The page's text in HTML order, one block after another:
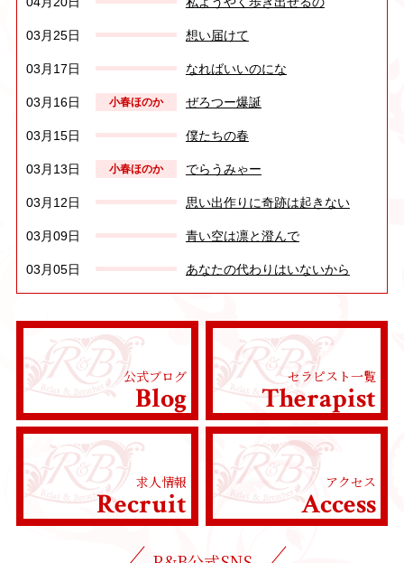
03月25日 想い届けて
03月17日 なればいいのにな
03月16日 小春ほのか ぜろつー爆誕
03月15日 僕たちの春
03月13日 小春ほのか でらうみゃー
03月12日 思い出作りに奇跡は起きない
03月09日 青い空は凛と澄んで
03月05日 あなたの代わりはいないから
02月27日 愛のその存在がいっぱい
02月26日 風は思ったよりやさしい
小春ほのか もうすぐ春
02月23日 何度目の青空か？
02月21日 スケジュール
公式ブログ
Blog
セラピスト一覧
Therapist
求人情報
Recruit
アクセス
Access